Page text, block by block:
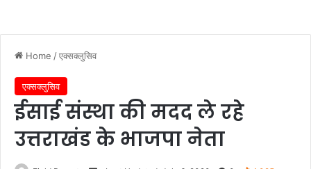
Home /एक्सक्लुसिव
एक्सक्लुसिव
ईसाई संस्था की मदद ले रहे
उत्तराखंड के भाजपा नेता